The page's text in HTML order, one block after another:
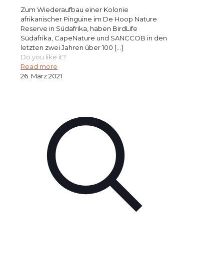
Zum Wiederaufbau einer Kolonie
afrikanischer Pinguine im De Hoop Nature
Reserve in Südafrika, haben BirdLife
Südafrika, CapeNature und SANCCOB in den
letzten zwei Jahren über 100 […]
Do you like it?
Read more
26. März 2021